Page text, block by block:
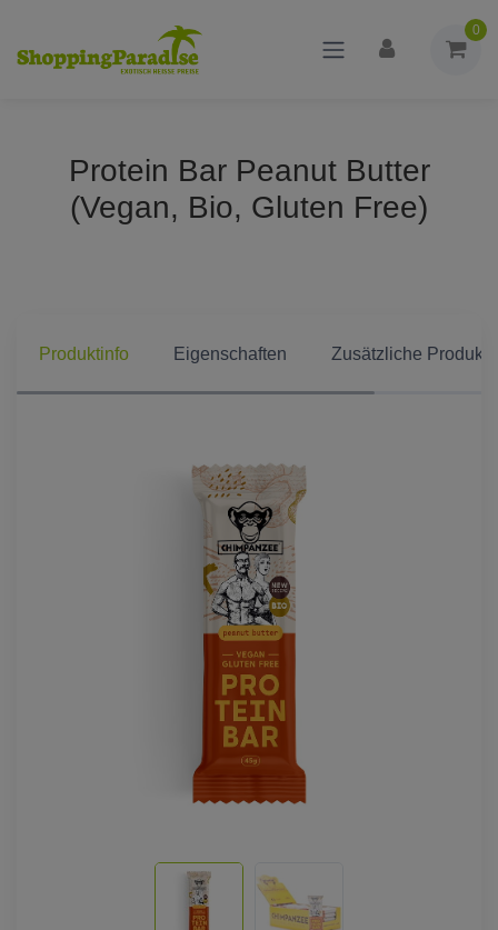
0
Protein Bar Peanut Butter
(Vegan, Bio, Gluten Free)
Produktinfo Eigenschaften Zusätzliche